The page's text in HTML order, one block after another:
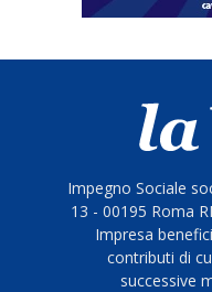
Impegno Sociale
13 - 00195 Roma
Impresa
contributi di
successive